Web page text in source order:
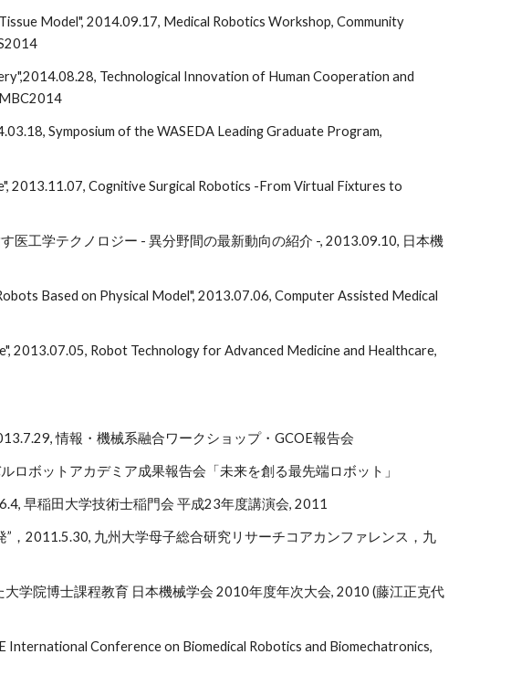
Model", 2014.09.17, Medical Robotics Workshop, Community
Technological Innovation of Human Cooperation and
Symposium of the WASEDA Leading Graduate Program,
2013.11.07, Cognitive Surgical Robotics -From Virtual Fixtures to
医工学テクノロジー - 異分野間の最新動向の紹介 -, 2013.09.10, 日本機
Based on Physical Model", 2013.07.06, Computer Assisted Medical
2013.07.05, Robot Technology for Advanced Medicine and Healthcare,
情報・機械系融合ワークショップ・GCOE報告会
ロボットアカデミア成果報告会「未来を創る最先端ロボット」
早稲田大学技術士稲門会 平成23年度講演会, 2011
，2011.5.30, 九州大学母子総合研究リサーチコアカンファレンス，九
大学院博士課程教育 日本機械学会 2010年度年次大会, 2010 (藤江正克代
International Conference on Biomedical Robotics and Biomechatronics,